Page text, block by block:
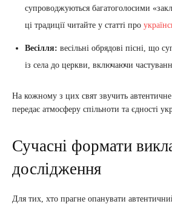
супроводжуються багатоголосими
ці традиції читайте у статті про
Весілля: весільні обрядові пісні, що
із села до церкви, включаючи
На кожному з цих свят звучить
передає атмосферу спільноти та єдності
Сучасні формати
дослідження
Для тих, хто прагне опанувати